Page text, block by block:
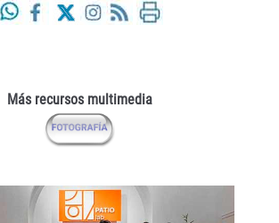
Más recursos multimedia